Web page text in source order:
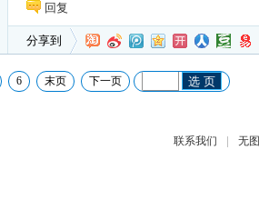
回复
分享到
6 末页 下一页 选 页
联系我们 | 无